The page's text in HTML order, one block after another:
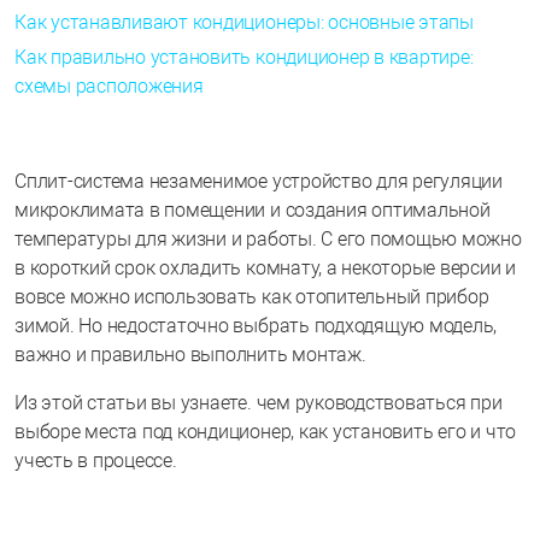
Как устанавливают кондиционеры: основные этапы
Как правильно установить кондиционер в квартире:
схемы расположения
Cплит-система незаменимое устройство для регуляции
микроклимата в помещении и создания оптимальной
температуры для жизни и работы. С его помощью можно
в короткий срок охладить комнату, а некоторые версии и
вовсе можно использовать как отопительный прибор
зимой. Но недостаточно выбрать подходящую модель,
важно и правильно выполнить монтаж.
Из этой статьи вы узнаете. чем руководствоваться при
выборе места под кондиционер, как установить его и что
учесть в процессе.